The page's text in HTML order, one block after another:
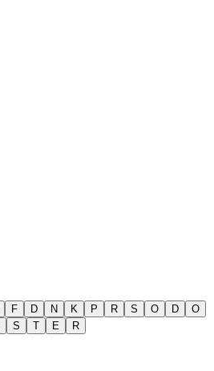
F D N K P R S O D
O
S T E R